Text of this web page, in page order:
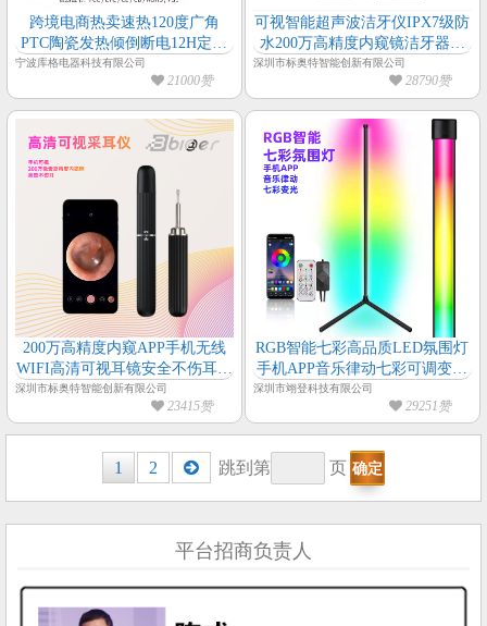
跨境电商热卖速热120度广角
PTC陶瓷发热倾倒断电12H定时
过热保护暖风机
宁波库格电器科技有限公司
21000赞
可视智能超声波洁牙仪IPX7级防
水200万高精度内窥镜洁牙器洁
牙仪
深圳市标奥特智能创新有限公司
28790赞
200万高精度内窥APP手机无线
WIFI高清可视耳镜安全不伤耳采
耳仪采耳棒
深圳市标奥特智能创新有限公司
23415赞
RGB智能七彩高品质LED氛围灯
手机APP音乐律动七彩可调变光
可拆卸小体积落地氛围墙角灯
深圳市翊登科技有限公司
29251赞
1 2 跳到第 页
平台招商负责人